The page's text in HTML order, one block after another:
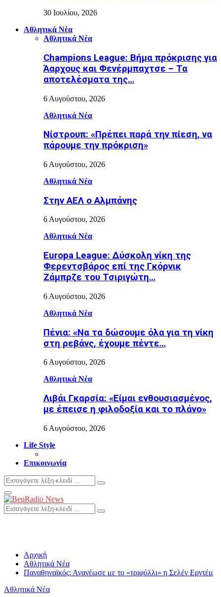
30 Ιουλίου, 2026
Αθλητικά Νέα
Αθλητικά Νέα
Champions League: Βήμα πρόκρισης για
Άαρχους και Φενέρμπαχτσε – Τα
αποτελέσματα της…
6 Αυγούστου, 2026
Αθλητικά Νέα
Νίστρουπ: «Πρέπει παρά την πίεση, να
πάρουμε την πρόκριση»
6 Αυγούστου, 2026
Αθλητικά Νέα
Στην ΑΕΛ ο Αλμπάνης
6 Αυγούστου, 2026
Αθλητικά Νέα
Europa League: Δύσκολη νίκη της
Φερεντσβάρος επί της Γκόρνικ
Ζάμπρζε του Τσιριγώτη…
6 Αυγούστου, 2026
Αθλητικά Νέα
Πένια: «Να τα δώσουμε όλα για τη νίκη
στη ρεβάνς, έχουμε πέντε…
6 Αυγούστου, 2026
Αθλητικά Νέα
Λιβάι Γκαρσία: «Είμαι ενθουσιασμένος,
με έπεισε η φιλοδοξία και το πλάνο»
6 Αυγούστου, 2026
Life Style
Επικοινωνία
Search
for:
Search
Primary
Menu
Search
for:
Search
Αρχική
Αθλητικά Νέα
Παναθηναϊκός: Ανανέωσε με το «τριφύλλι» η Σελέν Ερντέμ
Αθλητικά Νέα